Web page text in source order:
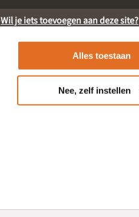
Alles toestaan
Nee, zelf instellen
Wil je iets toevoegen aan deze site?